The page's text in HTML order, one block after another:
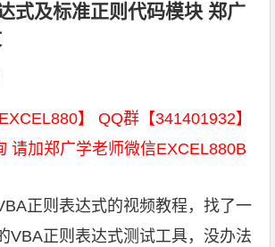
式及标准正则代码模块 郑广
】 QQ群【341401932】
请加郑广学老师微信EXCEL880B
正则表达式的视频教程，找了一
VBA正则表达式测试工具，没办法